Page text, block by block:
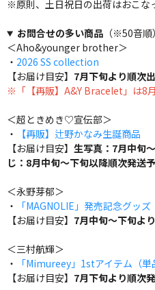
※原則、土日祝日の出荷はおこな
お問合せの多い商品（※50音順）
＜Aho&younger brother＞
・ 2026 SS collection
【お届け目安】 7月下旬より順次
※「【再販】A&Y Bracelet」は8
＜超ときめき♡宣伝部＞
・
【再販】辻野かなみ生誕商品
【お届け目安】 生写真：7月中旬
じ：8月中旬～下旬以降順次発送
＜永野芽郁＞
・
「MAGNOLIE」発売記念グッズ
【お届け目安】 7月中旬～下旬よ
＜三村航輝＞
・
「Mimureey」1stアイテム（単
【お届け目安】 7月下旬より順次